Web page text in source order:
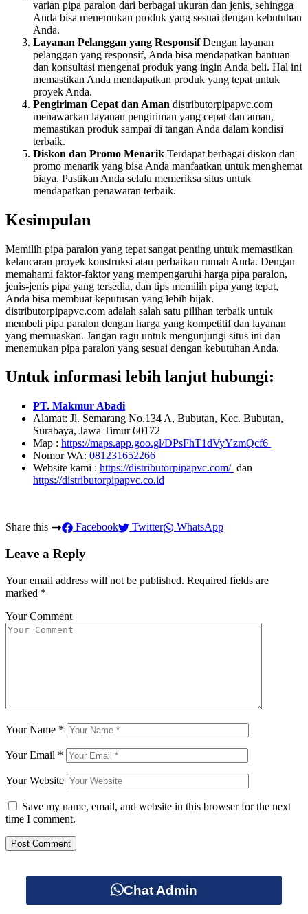
varian pipa paralon dari berbagai ukuran dan jenis, sehingga
Anda bisa menemukan produk yang sesuai dengan kebutuhan
Anda.
Layanan Pelanggan yang ResponsifDengan layanan
pelanggan yang responsif, Anda bisa mendapatkan bantuan
dan konsultasi mengenai produk yang ingin Anda beli. Hal ini
memastikan Anda mendapatkan produk yang tepat untuk
proyek Anda.
Pengiriman Cepat dan Aman distributorpipapvc.com
menawarkan layanan pengiriman yang cepat dan aman,
memastikan produk sampai di tangan Anda dalam kondisi
terbaik.
Diskon dan Promo Menarik Terdapat berbagai diskon dan
promo menarik yang bisa Anda manfaatkan untuk menghemat
biaya. Pastikan Anda selalu memeriksa situs untuk
mendapatkan penawaran terbaik.
Kesimpulan
Memilih pipa paralon yang tepat sangat penting untuk memastikan
kelancaran proyek konstruksi atau perbaikan rumah Anda. Dengan
memahami faktor-faktor yang mempengaruhi harga pipa paralon,
jenis-jenis pipa yang tersedia, dan tips memilih pipa yang tepat,
Anda bisa membuat keputusan yang lebih bijak.
distributorpipapvc.com adalah salah satu pilihan terbaik untuk
membeli pipa paralon dengan harga yang kompetitif dan layanan
yang memuaskan. Jangan ragu untuk mengunjungi situs ini dan
menemukan pipa paralon yang sesuai dengan kebutuhan Anda.
Untuk informasi lebih lanjut hubungi:
PT. Makmur Abadi
Alamat: Jl. Semarang No.134 A, Bubutan, Kec. Bubutan,
Surabaya, Jawa Timur 60172
Map : https://maps.app.goo.gl/DPsFhT1dVyYzmQcf6
Nomor WA: 081231652266
Website kami : https://distributorpipapvc.com/ dan
https://distributorpipapvc.co.id
Share this Facebook Twitter WhatsApp
Leave a Reply
Your email address will not be published. Required fields are
marked *
Your Comment
Your Name *
Your Email *
Your Website
Save my name, email, and website in this browser for the next
time I comment.
Chat Admin